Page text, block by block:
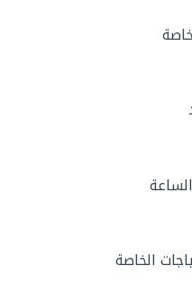
الخاصة